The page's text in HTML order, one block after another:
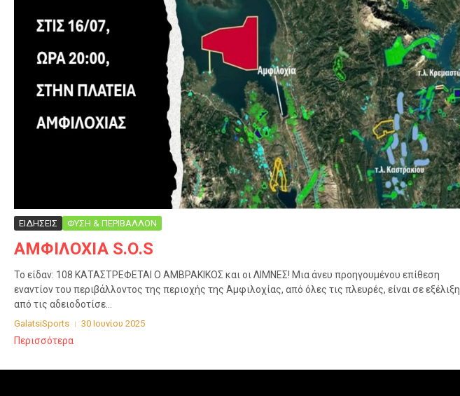
ΕΙΔΗΣΕΙΣ ΦΥΣΗ & ΠΕΡΙΒΑΛΛΟΝ
ΑΜΦΙΛΟΧΙΑ S.O.S
Το είδαν: 108 ΚΑΤΑΣΤΡΕΦΕΤΑΙ Ο ΑΜΒΡΑΚΙΚΟΣ και οι ΛΙΜΝΕΣ! Μια άνευ προηγουμένου επίθεση
εναντίον του περιβάλλοντος της περιοχής της Αμφιλοχίας, από όλες τις πλευρές, είναι σε εξέλιξη
από τις αδειοδοτίσε...
GalatsiSports 30 Ιουνίου 2025
Περισσότερα